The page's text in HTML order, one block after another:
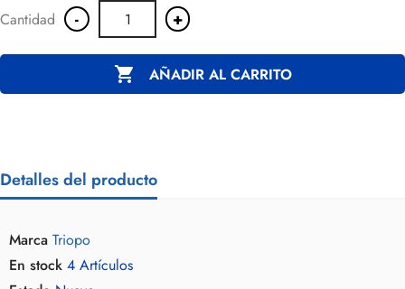
Cantidad - +
 AÑADIR AL CARRITO
Detalles del producto
Marca Triopo
En stock 4 Artículos